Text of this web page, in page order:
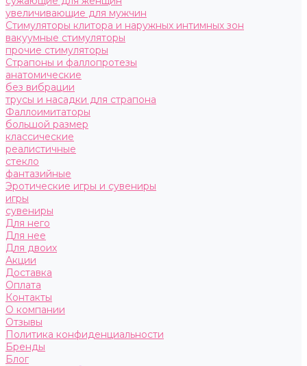
увеличивающие для мужчин
Стимуляторы клитора и наружных интимных зон
вакуумные стимуляторы
прочие стимуляторы
Страпоны и фаллопротезы
анатомические
без вибрации
трусы и насадки для страпона
Фаллоимитаторы
большой размер
классические
реалистичные
стекло
фантазийные
Эротические игры и сувениры
игры
сувениры
Для него
Для нее
Для двоих
Акции
Доставка
Оплата
Контакты
О компании
Отзывы
Политика конфиденциальности
Бренды
Блог